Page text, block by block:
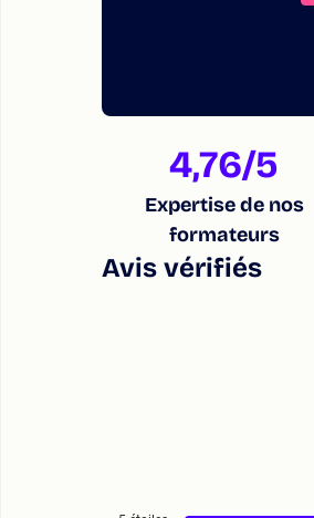
4,76/5
Expertise de nos
formateurs
Avis vérifiés